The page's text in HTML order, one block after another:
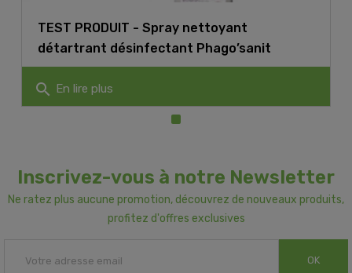
TEST PRODUIT - Spray nettoyant
détartrant désinfectant Phago’sanit
search En lire plus
Inscrivez-vous à notre Newsletter
Ne ratez plus aucune promotion, découvrez de nouveaux produits,
profitez d'offres exclusives
OK